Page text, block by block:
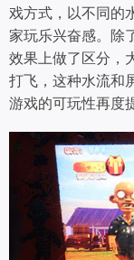
戏方式，以不同的
家玩乐兴奋感。除
效果上做了区分，
打飞，这种水流和
游戏的可玩性再度